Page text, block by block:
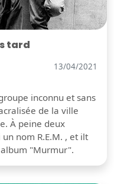
tard
13/04/2021
inconnu et sans
de la ville
À peine deux
nom R.E.M. , et ilt
"Murmur".